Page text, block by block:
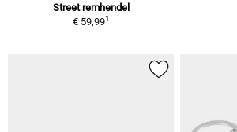
Street remhendel
€ 59,991